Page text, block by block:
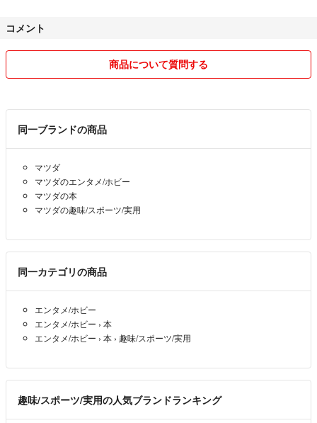
コメント
商品について質問する
同一ブランドの商品
マツダ
マツダのエンタメ/ホビー
マツダの本
マツダの趣味/スポーツ/実用
同一カテゴリの商品
エンタメ/ホビー
エンタメ/ホビー › 本
エンタメ/ホビー › 本 › 趣味/スポーツ/実用
趣味/スポーツ/実用の人気ブランドランキング